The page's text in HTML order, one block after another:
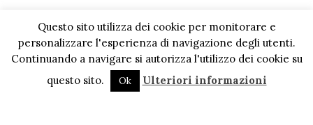
Questo sito utilizza dei cookie per monitorare e
personalizzare l'esperienza di navigazione degli utenti.
Continuando a navigare si autorizza l'utilizzo dei cookie su
questo sito.
Ok Ulteriori informazioni